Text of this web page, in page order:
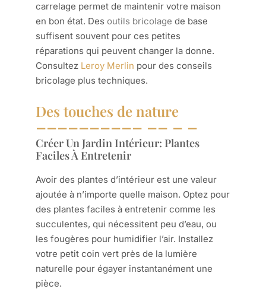
carrelage permet de maintenir votre maison
en bon état. Des outils bricolage de base
suffisent souvent pour ces petites
réparations qui peuvent changer la donne.
Consultez Leroy Merlin pour des conseils
bricolage plus techniques.
Des touches de nature
Créer Un Jardin Intérieur: Plantes
Faciles À Entretenir
Avoir des plantes d’intérieur est une valeur
ajoutée à n’importe quelle maison. Optez pour
des plantes faciles à entretenir comme les
succulentes, qui nécessitent peu d’eau, ou
les fougères pour humidifier l’air. Installez
votre petit coin vert près de la lumière
naturelle pour égayer instantanément une
pièce.